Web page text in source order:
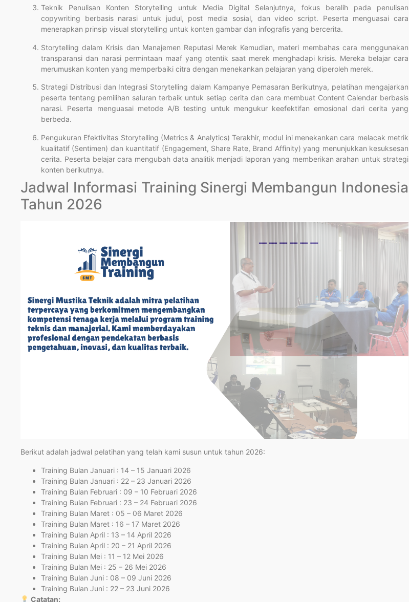
Teknik Penulisan Konten Storytelling untuk Media Digital Selanjutnya, fokus beralih pada penulisan
copywriting berbasis narasi untuk judul, post media sosial, dan video script. Peserta menguasai cara
menerapkan prinsip visual storytelling untuk konten gambar dan infografis yang bercerita.
Storytelling dalam Krisis dan Manajemen Reputasi Merek Kemudian, materi membahas cara menggunakan
transparansi dan narasi permintaan maaf yang otentik saat merek menghadapi krisis. Mereka belajar cara
merumuskan konten yang memperbaiki citra dengan menekankan pelajaran yang diperoleh merek.
Strategi Distribusi dan Integrasi Storytelling dalam Kampanye Pemasaran Berikutnya, pelatihan mengajarkan
peserta tentang pemilihan saluran terbaik untuk setiap cerita dan cara membuat Content Calendar berbasis
narasi. Peserta menguasai metode A/B testing untuk mengukur keefektifan emosional dari cerita yang
berbeda.
Pengukuran Efektivitas Storytelling (Metrics & Analytics) Terakhir, modul ini menekankan cara melacak metrik
kualitatif (Sentimen) dan kuantitatif (Engagement, Share Rate, Brand Affinity) yang menunjukkan kesuksesan
cerita. Peserta belajar cara mengubah data analitik menjadi laporan yang memberikan arahan untuk strategi
konten berikutnya.
Jadwal Informasi Training Sinergi Membangun Indonesia
Tahun 2026
Berikut adalah jadwal pelatihan yang telah kami susun untuk tahun 2026:
Training Bulan Januari : 14 – 15 Januari 2026
Training Bulan Januari : 22 – 23 Januari 2026
Training Bulan Februari : 09 – 10 Februari 2026
Training Bulan Februari : 23 – 24 Februari 2026
Training Bulan Maret : 05 – 06 Maret 2026
Training Bulan Maret : 16 – 17 Maret 2026
Training Bulan April : 13 – 14 April 2026
Training Bulan April : 20 – 21 April 2026
Training Bulan Mei : 11 – 12 Mei 2026
Training Bulan Mei : 25 – 26 Mei 2026
Training Bulan Juni : 08 – 09 Juni 2026
Training Bulan Juni : 22 – 23 Juni 2026
Catatan: